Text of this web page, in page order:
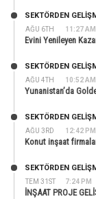
AĞU 6TH 11:27 AM
SEKTÖRDEN
Evini Yenileyen
AĞU 4TH 10:52 AM
SEKTÖRDEN
Yunanistan’da
AĞU 3RD 12:42 PM
SEKTÖRDEN
Konut inşaat
TEM 31ST 7:24 PM
SEKTÖRDEN
İNŞAAT PROJE